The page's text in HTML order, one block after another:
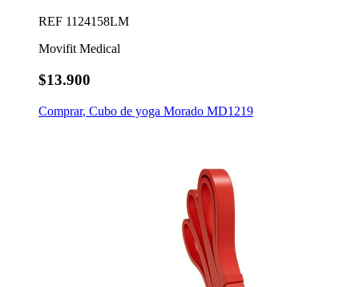
REF 1124158LM
Movifit Medical
$13.900
Comprar, Cubo de yoga Morado MD1219